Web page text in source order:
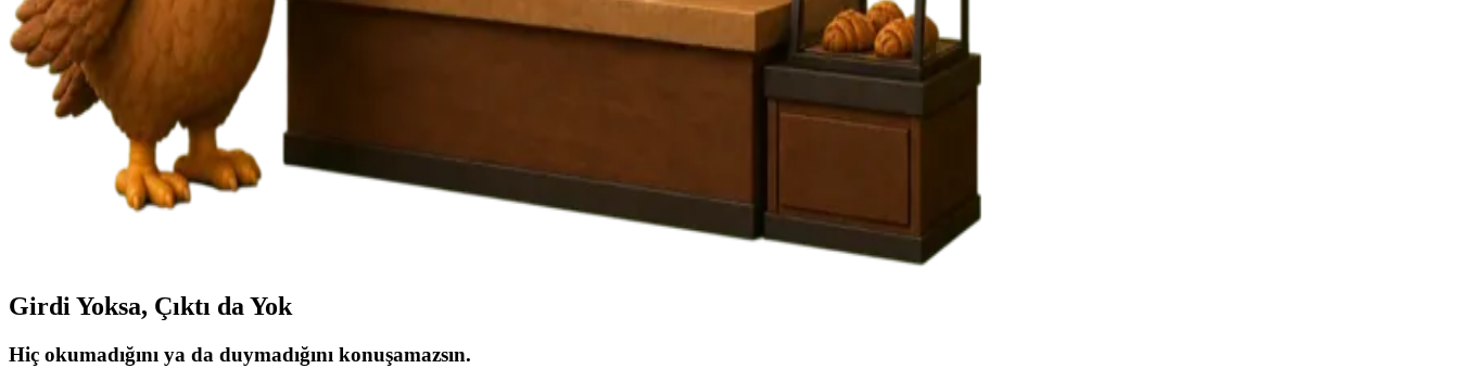
Girdi Yoksa, Çıktı da Yok
Hiç okumadığını ya da duymadığını konuşamazsın.